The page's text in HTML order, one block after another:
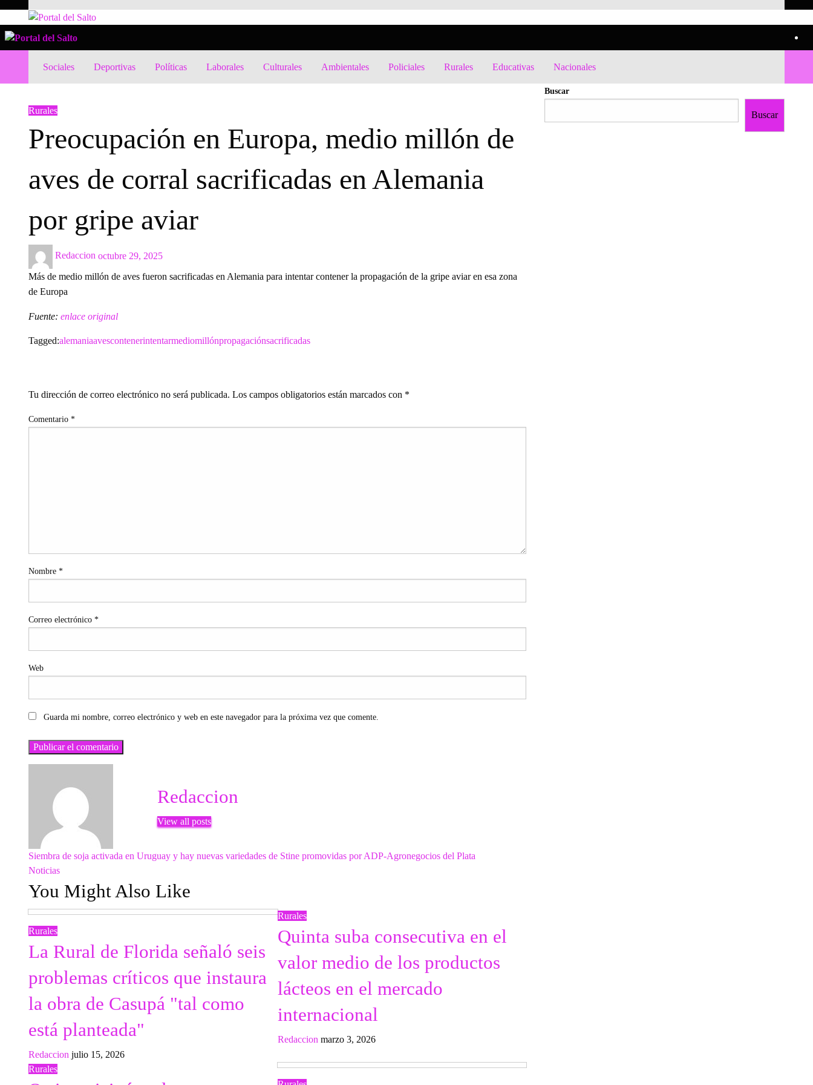
contentPortal del Salto
Noticias del norte del país.
Portal del Salto
Noticias del norte del país.
Sociales
Deportivas Políticas Laborales Culturales Ambientales Policiales Rurales Educativas Nacionales
Rurales
Preocupación en Europa, medio millón de
aves de corral sacrificadas en Alemania
por gripe aviar
Redaccion
Posted
octubre 29, 2025
Más de medio millón de aves fueron sacrificadas en Alemania para intentar contener la propagación de la gripe aviar en esa zona
de Europa
Fuente: enlace original
Tagged:alemaniaavescontenerintentarmediomillónpropagaciónsacrificadas
Tu dirección de correo electrónico no será publicada. Los campos obligatorios están marcados con *
Comentario *
Nombre *
Correo electrónico *
Web
Guarda mi nombre, correo electrónico y web en este navegador para la próxima vez que comente.
Redaccion
View all posts
Navegación
de
entradas
Previous
Post
Siembra de soja activada en Uruguay y hay nuevas variedades de Stine promovidas por ADP-Agronegocios del Plata
Next
Post
Noticias
You Might Also Like
Rurales
La Rural de Florida señaló seis
problemas críticos que instaura
la obra de Casupá "tal como
está planteada"
Redaccion julio 15, 2026
Rurales
Quinta suba consecutiva en el
valor medio de los productos
lácteos en el mercado
internacional
Redaccion marzo 3, 2026
Rurales
Buscar
Buscar